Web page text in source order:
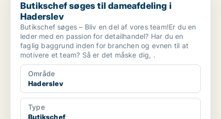
Butikschef søges til dameafdeling i
Haderslev
Butikschef søges – Bliv en del af vores team!Er du en
leder med en passion for detailhandel? Har du en
faglig baggrund inden for branchen og evnen til at
motivere et team? Så er det måske dig, .
Område
Haderslev
Type
Butikschef